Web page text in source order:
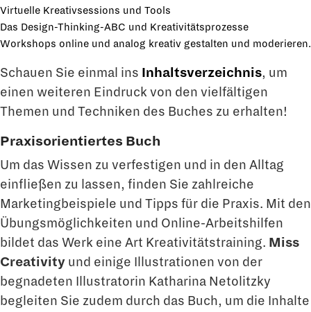
Virtuelle Kreativsessions und Tools
Das Design-Thinking-ABC und Kreativitätsprozesse
Workshops online und analog kreativ gestalten und moderieren.
Schauen Sie einmal ins Inhaltsverzeichnis, um
einen weiteren Eindruck von den vielfältigen
Themen und Techniken des Buches zu erhalten!
Praxisorientiertes Buch
Um das Wissen zu verfestigen und in den Alltag
einfließen zu lassen, finden Sie zahlreiche
Marketingbeispiele und Tipps für die Praxis. Mit den
Übungsmöglichkei­ten und Online-Arbeitshilfen
bildet das Werk eine Art Kreativitätstraining. Miss
Creativity und einige Illustrationen von der
begnadeten Illustratorin Katharina Netolitzky
begleiten Sie zudem durch das Buch, um die Inhalte